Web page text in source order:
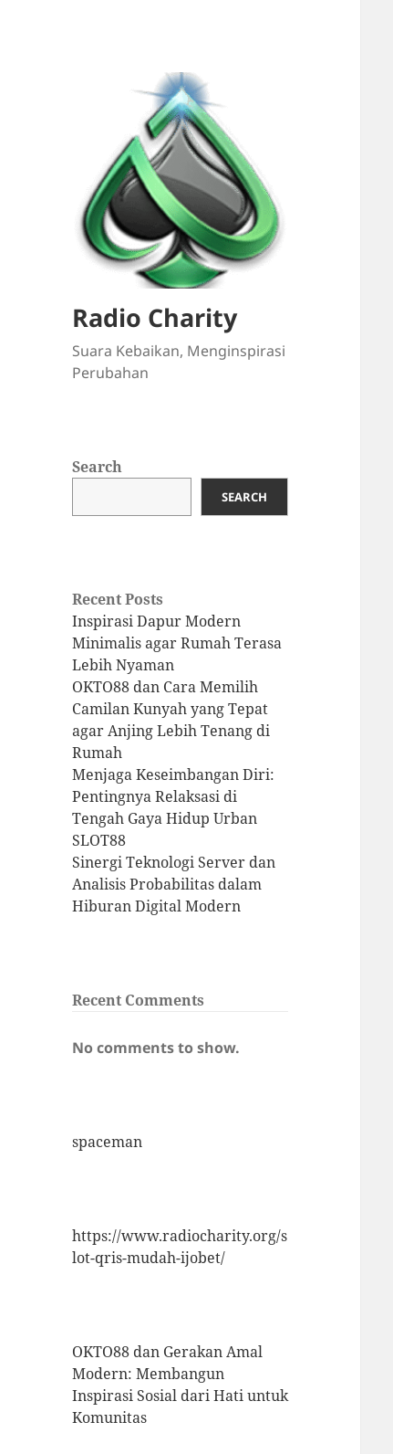
Radio Charity
Suara Kebaikan, Menginspirasi
Perubahan
Search
SEARCH
Recent Posts
Inspirasi Dapur Modern
Minimalis agar Rumah Terasa
Lebih Nyaman
OKTO88 dan Cara Memilih
Camilan Kunyah yang Tepat
agar Anjing Lebih Tenang di
Rumah
Menjaga Keseimbangan Diri:
Pentingnya Relaksasi di
Tengah Gaya Hidup Urban
SLOT88
Sinergi Teknologi Server dan
Analisis Probabilitas dalam
Hiburan Digital Modern
Recent Comments
No comments to show.
spaceman
https://www.radiocharity.org/s
lot-qris-mudah-ijobet/
OKTO88 dan Gerakan Amal
Modern: Membangun
Inspirasi Sosial dari Hati untuk
Komunitas